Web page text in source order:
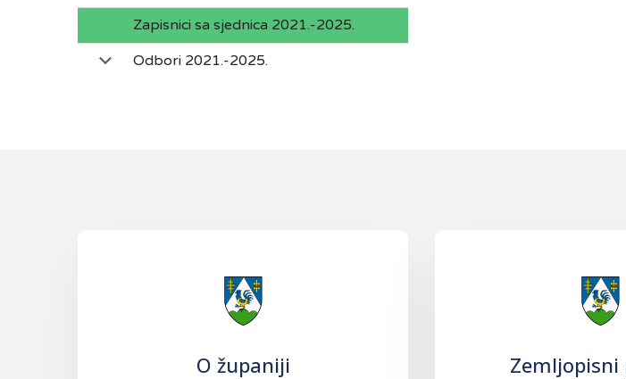
Zapisnici sa sjednica 2021.-2025.
Odbori 2021.-2025.
O županiji Zemljopisni